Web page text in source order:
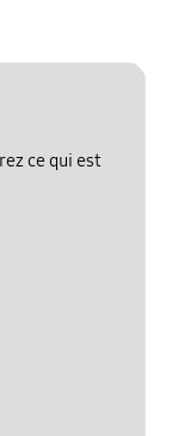
ce qui est